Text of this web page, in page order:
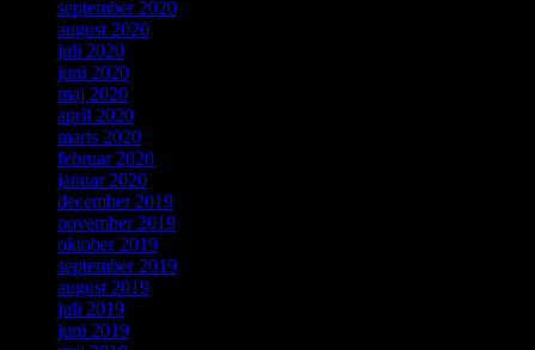
september 2020
august 2020
juli 2020
juni 2020
maj 2020
april 2020
marts 2020
februar 2020
januar 2020
december 2019
november 2019
oktober 2019
september 2019
august 2019
juli 2019
juni 2019